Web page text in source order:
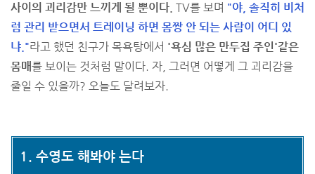
사이의 괴리감만 느끼게 될 뿐이다. TV를 보며 "야, 솔직히 비처
럼 관리 받으면서 트레이닝 하면 몸짱 안 되는 사람이 어디 있
냐."라고 했던 친구가 목욕탕에서 '욕심 많은 만두집 주인'같은
몸매를 보이는 것처럼 말이다. 자, 그러면 어떻게 그 괴리감을
줄일 수 있을까? 오늘도 달려보자.
1. 수영도 해봐야 는다